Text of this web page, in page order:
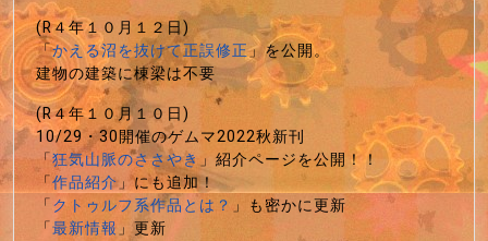
(R４年１０月１２日)
「かえる沼を抜けて正誤修正」を公開。
建物の建築に棟梁は不要
(R４年１０月１０日)
10/29・30開催のゲムマ2022秋新刊
「狂気山脈のささやき」紹介ページを公開！！
「作品紹介」にも追加！
「クトゥルフ系作品とは？ 」も密かに更新
「最新情報」更新